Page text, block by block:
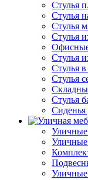
Стулья
Стулья
Стулья
Стулья
Стулья
Стулья
Стулья
Стулья
Сиденья
Уличные